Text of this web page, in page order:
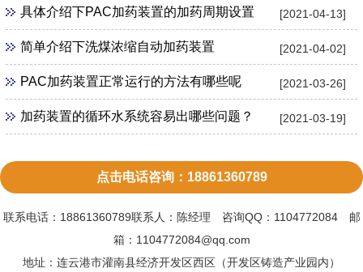
[2021-04-13]
具体介绍下PAC加药装置的加药周期设置
[2021-04-02]
简单介绍下洗煤浓缩自动加药装置
[2021-03-26]
PAC加药装置正常运行的方法有哪些呢
[2021-03-19]
加药装置的循环水系统容易出哪些问题？
点击电话咨询：18861360789
联系电话：18861360789联系人：陈经理 咨询QQ：1104772084 邮
箱：1104772084@qq.com
地址：连云港市灌南县经济开发区西区（开发区铸造产业园内）